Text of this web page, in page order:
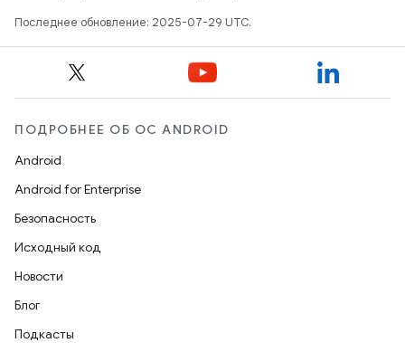
Последнее обновление: 2025-07-29 UTC.
ПОДРОБНЕЕ ОБ ОС ANDROID
Android
Android for Enterprise
Безопасность
Исходный код
Новости
Блог
Подкасты